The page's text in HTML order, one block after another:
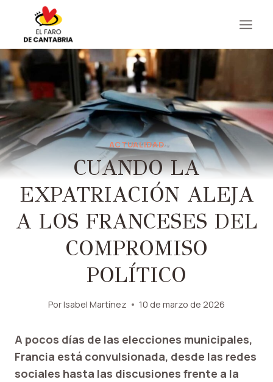
contenido
ACTUALIDAD
CUANDO LA
EXPATRIACIÓN ALEJA
A LOS FRANCESES DEL
COMPROMISO
POLÍTICO
PorIsabel Martínez 10 de marzo de 2026
A pocos días de las elecciones municipales,
Francia está convulsionada, desde las redes
sociales hasta las discusiones frente a la